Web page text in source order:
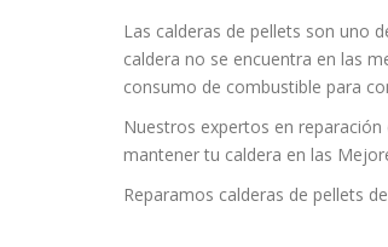
Las calderas de pellets son uno
caldera no se encuentra en las
consumo de combustible para
Nuestros expertos en
mantener tu caldera en las
Reparamos calderas de pellets